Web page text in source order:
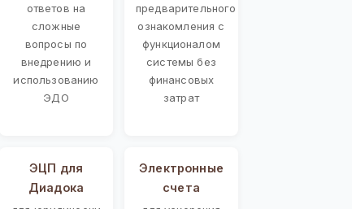
ответов на
сложные
вопросы по
внедрению и
использованию
ЭДО
предварительного
ознакомления с
функционалом
системы без
финансовых
затрат
ЭЦП для
Диадока
Электронные
счета